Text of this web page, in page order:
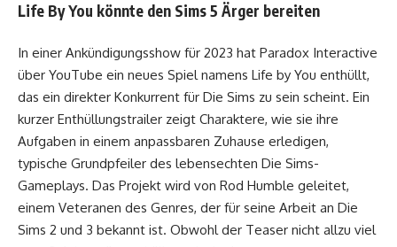
Life By You könnte den Sims 5 Ärger bereiten
In einer Ankündigungsshow für 2023 hat Paradox Interactive
über YouTube ein neues Spiel namens Life by You enthüllt,
das ein direkter Konkurrent für Die Sims zu sein scheint. Ein
kurzer Enthüllungstrailer zeigt Charaktere, wie sie ihre
Aufgaben in einem anpassbaren Zuhause erledigen,
typische Grundpfeiler des lebensechten Die Sims-
Gameplays. Das Projekt wird von Rod Humble geleitet,
einem Veteranen des Genres, der für seine Arbeit an Die
Sims 2 und 3 bekannt ist. Obwohl der Teaser nicht allzu viel